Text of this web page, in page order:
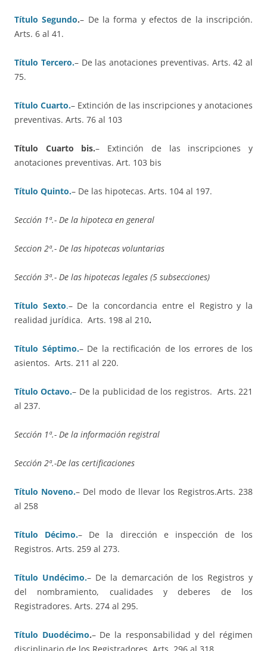
Título Segundo.– De la forma y efectos de la inscripción.
Arts. 6 al 41.
Título Tercero.– De las anotaciones preventivas. Arts.42 al
75.
Título Cuarto.– Extinción de las inscripciones y anotaciones
preventivas. Arts. 76 al 103
Título Cuarto bis.– Extinción de las inscripciones y
anotaciones preventivas. Art. 103 bis
Título Quinto.– De las hipotecas. Arts. 104 al 197.
Sección 1ª.- De la hipoteca en general
Seccion 2ª.- De las hipotecas voluntarias
Sección 3ª.- De las hipotecas legales (5 subsecciones)
Título Sexto.– De la concordancia entre el Registro y la
realidad jurídica. Arts. 198 al 210.
Título Séptimo.– De la rectificación de los errores de los
asientos. Arts. 211 al 220.
Título Octavo.– De la publicidad de los registros. Arts. 221
al 237.
Sección 1ª.- De la información registral
Sección 2ª.-De las certificaciones
Título Noveno.– Del modo de llevar los Registros.Arts. 238
al 258
Título Décimo.– De la dirección e inspección de los
Registros. Arts. 259 al 273.
Título Undécimo.– De la demarcación de los Registros y
del nombramiento, cualidades y deberes de los
Registradores. Arts. 274 al 295.
Título Duodécimo.– De la responsabilidad y del régimen